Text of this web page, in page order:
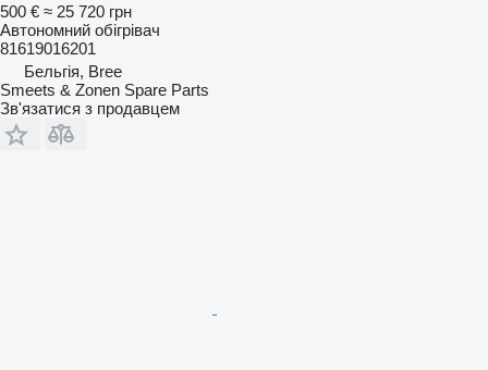
500 € ≈ 25 720 грн
Автономний обігрівач
81619016201
Бельгія, Bree
Smeets & Zonen Spare Parts
Зв'язатися з продавцем